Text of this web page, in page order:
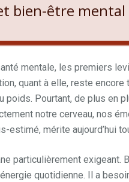
bien-être
mentale, les premiers
quant à elle, reste
poids. Pourtant, de plus en
notre cerveau, nos
estimé, mérite aujourd’hui
particulièrement exigeant.
quotidienne. Il a